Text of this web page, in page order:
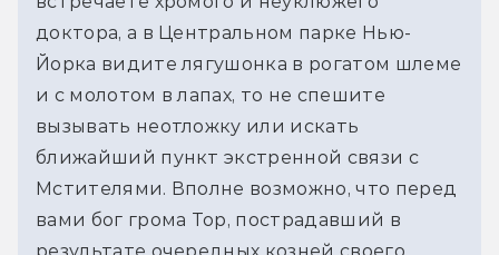
доктора, а в Центральном парке Нью-
Йорка видите лягушонка в рогатом шлеме
и с молотом в лапах, то не спешите
вызывать неотложку или искать
ближайший пункт экстренной связи с
Мстителями. Вполне возможно, что перед
вами бог грома Тор, пострадавший в
результате очередных козней своего